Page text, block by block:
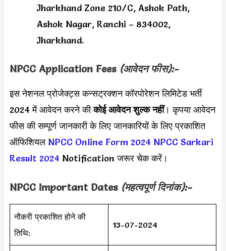
Jharkhand Zone 210/C, Ashok Path,
Ashok Nagar, Ranchi – 834002,
Jharkhand.
NPCC Application Fees (आवेदन फीस):-
इस नेशनल प्रोजेक्ट्स कन्सट्रक्शन कॉरपोरेशन लिमिटेड भर्ती
2024 में आवेदन करने कीकोई आवेदन शुल्क नहीं। कृपया आवेदन
फीस की सम्पूर्ण जानकारी के लिए जानकारियों के लिए प्रकाशित
ऑफिशियल NPCC Online Form 2024 NPCC Sarkari
Result 2024 Notification जरूर चेक करें।
NPCC Important Dates (महत्वपूर्ण दिनांक):-
नौकरी प्रकाशित होने की
तिथि:
13-07-2024